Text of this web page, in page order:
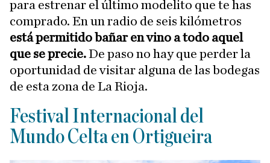
para estrenar el último modelito que te has
comprado. En un radio de seis kilómetros
está permitido bañar en vino a todo aquel
que se precie.De paso no hay que perder la
oportunidad de visitar alguna de las bodegas
de esta zona de La Rioja.
Festival Internacional del
Mundo Celta en Ortigueira